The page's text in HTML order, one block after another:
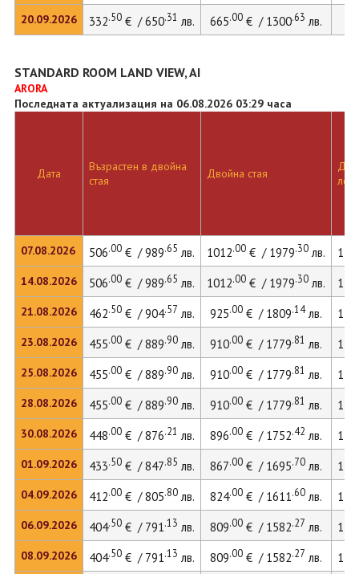
20.09.2026
332.50€ / 650.31 лв. 665.00€ / 1300.63 лв.
STANDARD ROOM LAND VIEW, AI
ARORA
Последната актуализация на 06.08.2026 03:29 часа
Дата
07.08.2026
14.08.2026
21.08.2026
23.08.2026
25.08.2026
28.08.2026
30.08.2026
01.09.2026
04.09.2026
06.09.2026
08.09.2026
Възрастен в двойна
стая
Двойна стая
506.00€ / 989.65 лв. 1012.00€ / 1979.30лв.
506.00€ / 989.65 лв. 1012.00€ / 1979.30лв.
462.50€ / 904.57 лв. 925.00€ / 1809.14лв.
455.00€ / 889.90лв. 910.00€ / 1779.81 лв.
455.00€ / 889.90лв. 910.00€ / 1779.81 лв.
455.00€ / 889.90лв. 910.00€ / 1779.81 лв.
448.00€ / 876.21 лв. 896.00€ / 1752.42 лв.
433.50€ / 847.85 лв. 867.00€ / 1695.70лв.
412.00€ / 805.80лв. 824.00€ / 1611.60лв.
404.50€ / 791.13 лв. 809.00€ / 1582.27 лв.
404.50€ / 791.13 лв. 809.00€ / 1582.27 лв.